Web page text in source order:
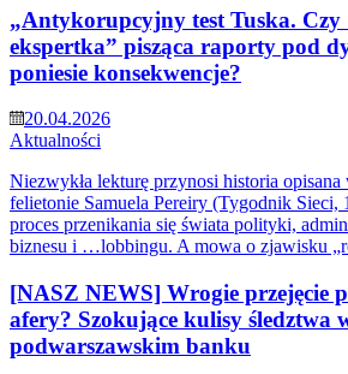
„Antykorupcyjny test Tuska. Czy
ekspertka” pisząca raporty pod
poniesie konsekwencje?
20.04.2026
Aktualności
Niezwykła lekturę przynosi historia
felietonie Samuela Pereiry (Tygodnik Sieci,
proces przenikania się świata polityki,
biznesu i …lobbingu. A mowa o zjawisku
[NASZ NEWS] Wrogie przejęcie
afery? Szokujące kulisy śledztwa
podwarszawskim banku